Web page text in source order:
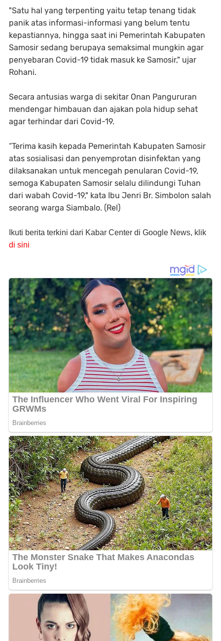
"Satu hal yang terpenting yaitu tetap tenang tidak
panik atas informasi-informasi yang belum tentu
kepastiannya, hingga saat ini Pemerintah Kabupaten
Samosir sedang berupaya semaksimal mungkin agar
penyebaran Covid-19 tidak masuk ke Samosir," ujar
Rohani.
Secara antusias warga di sekitar Onan Pangururan
mendengar himbauan dan ajakan pola hidup sehat
agar terhindar dari Covid-19.
“Terima kasih kepada Pemerintah Kabupaten Samosir
atas sosialisasi dan penyemprotan disinfektan yang
dilaksanakan untuk mencegah penularan Covid-19,
semoga Kabupaten Samosir selalu dilindungi Tuhan
dari wabah Covid-19," kata Ibu Jenri Br. Simbolon salah
seorang warga Siambalo. (Rel)
Ikuti berita terkini dari Kabar Center di Google News, klik
di sini